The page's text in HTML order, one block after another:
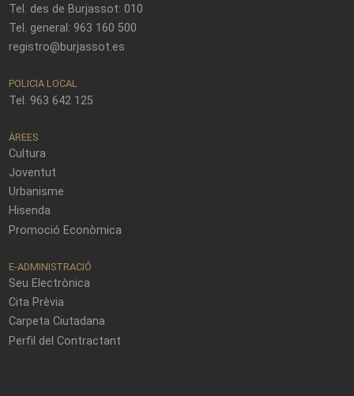
Tel. des de Burjassot: 010
Tel. general: 963 160 500
registro@burjassot.es
POLICIA LOCAL
Tel. 963 642 125
ÀREES
Cultura
Joventut
Urbanisme
Hisenda
Promoció Econòmica
E-ADMINISTRACIÓ
Seu Electrònica
Cita Prèvia
Carpeta Ciutadana
Perfil del Contractant